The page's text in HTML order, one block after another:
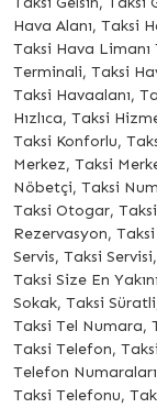
Hava Alanı, Taksi
Taksi Hava Limanı
Terminali, Taksi
Taksi Havaalanı,
Hızlıca, Taksi
Taksi Konforlu,
Merkez, Taksi
Nöbetçi, Taksi
Taksi Otogar,
Rezervasyon,
Servis, Taksi
Taksi Size En
Sokak, Taksi
Taksi Tel Numara,
Taksi Telefon,
Telefon
Taksi Telefonu,